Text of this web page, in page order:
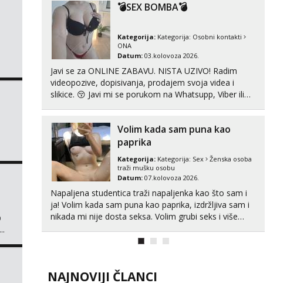
Snježana
Čekam tvoj poziv!
Tel: 064/677-677- Kod: #119
tel:0,93€ - mob:1,12€ min
Monika
Čekam tvoj poziv!
Tel: 064/677-677 - Kod: #133
tel:0,93€ - mob:1,12€ min
Alisa
Razgovaram :)
Tel: 064/677-677- Kod: #106
tel:0,93€ - mob:1,12€ min
Obavijesti me kada se oslobodi
Žana
Čekam tvoj poziv!
Tel:064/677-677- Kod: #135
tel:0,93€ - mob:1,12€ min
Čekam tvoj poziv!
vidjeti na videopozivu. 😉 S vama sam vec 5 ...
💣SEX BOMBA💣
Kategorija: Kategorija: Osobni kontakti
ONA
Datum: 03.kolovoza 2026.
Javi se za ONLINE ZABAVU. NISTA UZIVO! Radim
videopozive, dopisivanja, prodajem svoja videa i
slikice. 😚 Javi mi se porukom na Whatsupp, Viber ili
Volim kada sam puna kao
paprika
Kategorija: Kategorija: Sex
Ženska osoba
traži mušku osobu
Datum: 07.kolovoza 2026.
Napaljena studentica traži napaljenka kao što sam i
ja! Volim kada sam puna kao paprika, izdržljiva sam i
nikada mi nije dosta seksa. Volim grubi seks i više
NAJNOVIJI ČLANCI